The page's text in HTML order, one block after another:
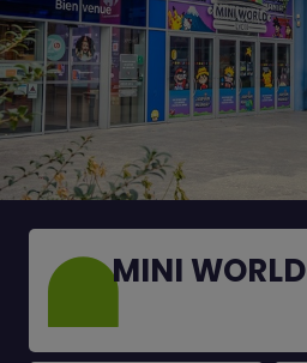
MINI WORLD